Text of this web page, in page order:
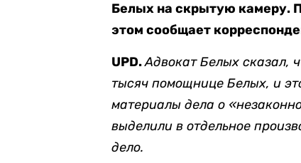
Белых на скрытую камеру.
этом сообщает
UPD.Адвокат Белых сказал,
тысяч помощнице Белых, и
материалы дела о
выделили в отдельное
дело.